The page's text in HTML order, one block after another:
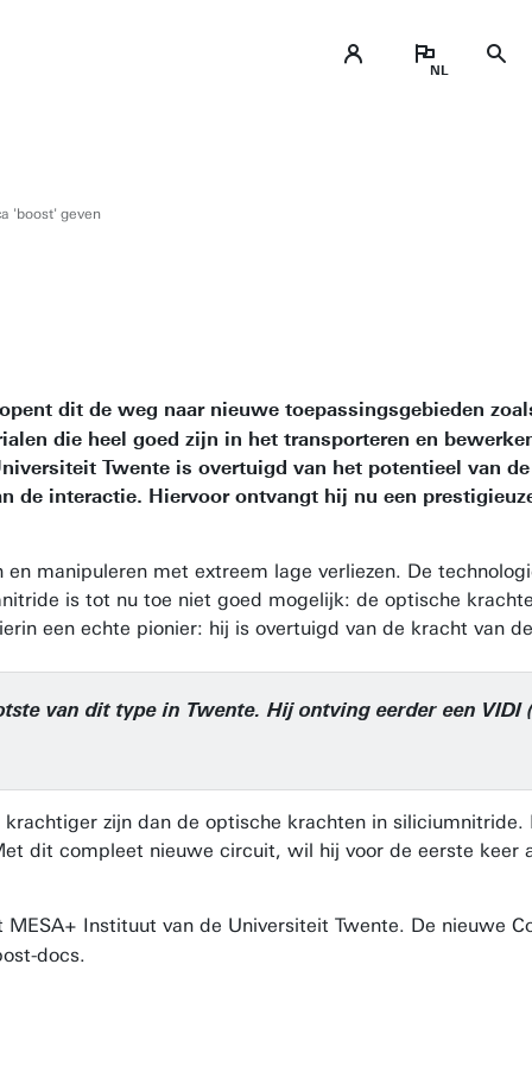
'boost' geven
dit de weg naar nieuwe toepassingsgebieden
die heel goed zijn in het transporteren en
Twente is overtuigd van het potentieel van
interactie. Hiervoor ontvangt hij nu een
manipuleren met extreem lage verliezen. De
is tot nu toe niet goed mogelijk: de optische
een echte pionier: hij is overtuigd van de kracht van
van dit type in Twente. Hij ontving eerder een VIDI
zijn dan de optische krachten in siliciumnitride.
dit compleet nieuwe circuit, wil hij voor de eerste keer
MESA+ Instituut van de Universiteit Twente. De nieuwe
docs.